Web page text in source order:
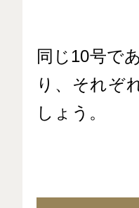
同じ10号で
り、それぞ
しょう。